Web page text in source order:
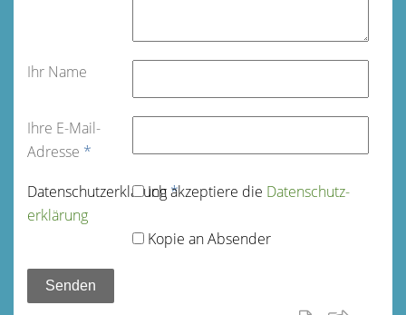
Ihr Name
Ihre E-Mail-
Adresse *
Datenschutz­erklärung*
Ich akzeptiere die Datenschutz­
erklärung
Kopie an Absender